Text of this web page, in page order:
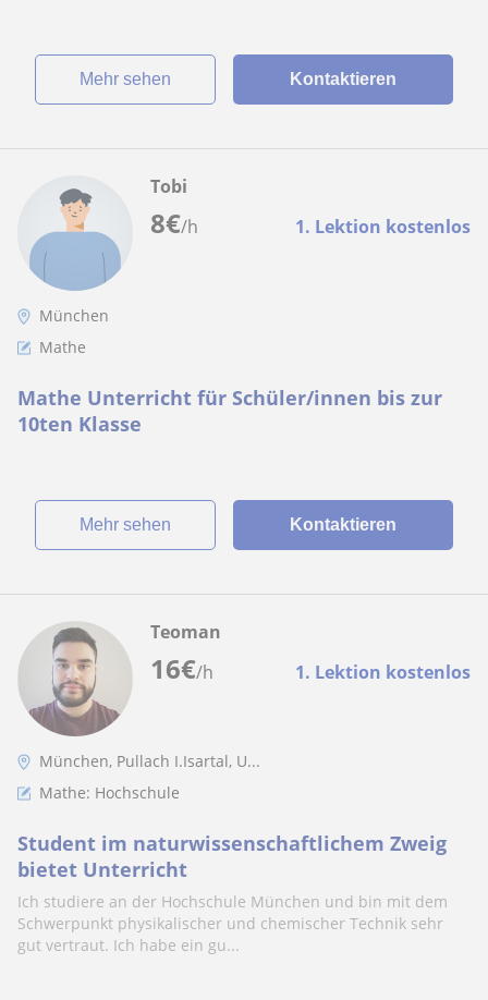
Mehr sehen Kontaktieren
8€/h 1. Lektion kostenlos
Tobi
München
Mathe
Mathe Unterricht für Schüler/innen bis zur
10ten Klasse
Mehr sehen Kontaktieren
16€/h 1. Lektion kostenlos
Teoman
München, Pullach I.Isartal, U...
Mathe: Hochschule
Student im naturwissenschaftlichem Zweig
bietet Unterricht
Ich studiere an der Hochschule München und bin mit dem
Schwerpunkt physikalischer und chemischer Technik sehr
gut vertraut. Ich habe ein gu...